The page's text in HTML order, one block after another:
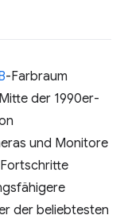
-Farbraum
der 1990er-
und Monitore
der beliebtesten